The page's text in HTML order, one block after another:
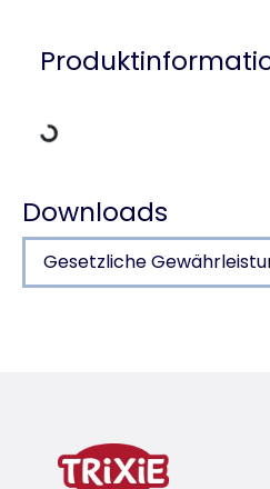
Lädt Daten
Downloads
Gesetzliche
Produktvariante:
für Art.